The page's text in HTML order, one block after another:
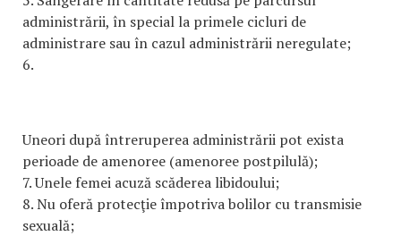
administrării, în special la primele cicluri de
administrare sau în cazul administrării neregulate;
6.
Uneori după întreruperea administrării pot exista
perioade de amenoree (amenoree postpilulă);
7. Unele femei acuză scăderea libidoului;
8. Nu oferă protecţie împotriva bolilor cu transmisie
sexuală;